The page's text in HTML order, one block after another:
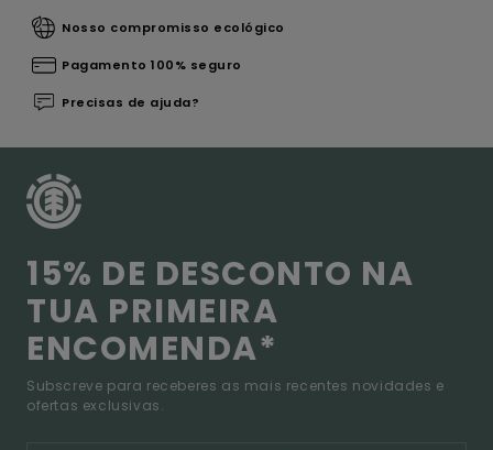
Nosso compromisso ecológico
Pagamento 100% seguro
Precisas de ajuda?
15% DE DESCONTO NA
TUA PRIMEIRA
ENCOMENDA*
Subscreve para receberes as mais recentes novidades e
ofertas exclusivas.